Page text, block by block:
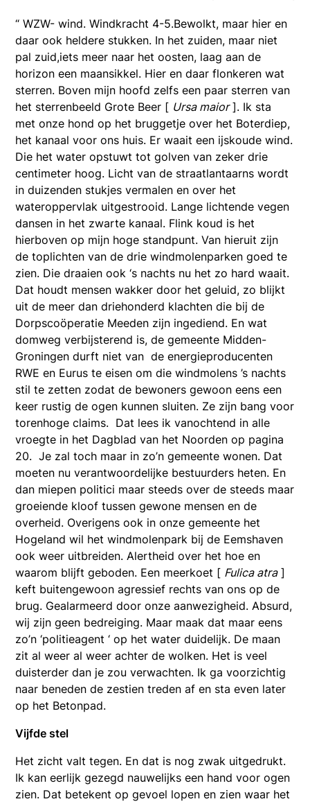
“ WZW- wind. Windkracht 4-5.Bewolkt, maar hier en
daar ook heldere stukken. In het zuiden, maar niet
pal zuid,iets meer naar het oosten, laag aan de
horizon een maansikkel. Hier en daar flonkeren wat
sterren. Boven mijn hoofd zelfs een paar sterren van
het sterrenbeeld Grote Beer [ Ursa maior]. Ik sta
met onze hond op het bruggetje over het Boterdiep,
het kanaal voor ons huis. Er waait een ijskoude wind.
Die het water opstuwt tot golven van zeker drie
centimeter hoog. Licht van de straatlantaarns wordt
in duizenden stukjes vermalen en over het
wateroppervlak uitgestrooid. Lange lichtende vegen
dansen in het zwarte kanaal. Flink koud is het
hierboven op mijn hoge standpunt. Van hieruit zijn
de toplichten van de drie windmolenparken goed te
zien. Die draaien ook ‘s nachts nu het zo hard waait.
Dat houdt mensen wakker door het geluid, zo blijkt
uit de meer dan driehonderd klachten die bij de
Dorpscoöperatie Meeden zijn ingediend. En wat
domweg verbijsterend is, de gemeente Midden-
Groningen durft niet van de energieproducenten
RWE en Eurus te eisen om die windmolens ’s nachts
stil te zetten zodat de bewoners gewoon eens een
keer rustig de ogen kunnen sluiten. Ze zijn bang voor
torenhoge claims. Dat lees ik vanochtend in alle
vroegte in het Dagblad van het Noorden op pagina
20. Je zal toch maar in zo’n gemeente wonen. Dat
moeten nu verantwoordelijke bestuurders heten. En
dan miepen politici maar steeds over de steeds maar
groeiende kloof tussen gewone mensen en de
overheid. Overigens ook in onze gemeente het
Hogeland wil het windmolenpark bij de Eemshaven
ook weer uitbreiden. Alertheid over het hoe en
waarom blijft geboden. Een meerkoet [ Fulica atra]
keft buitengewoon agressief rechts van ons op de
brug. Gealarmeerd door onze aanwezigheid. Absurd,
wij zijn geen bedreiging. Maar maak dat maar eens
zo’n ‘politieagent ‘ op het water duidelijk. De maan
zit al weer al weer achter de wolken. Het is veel
duisterder dan je zou verwachten. Ik ga voorzichtig
naar beneden de zestien treden af en sta even later
op het Betonpad.
Vijfde stel
Het zicht valt tegen. En dat is nog zwak uitgedrukt.
Ik kan eerlijk gezegd nauwelijks een hand voor ogen
zien. Dat betekent op gevoel lopen en zien waar het